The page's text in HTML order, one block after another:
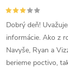
Dobrý deň!
informácie. Ako z
Navyše, Ryan a
berieme poctivo,